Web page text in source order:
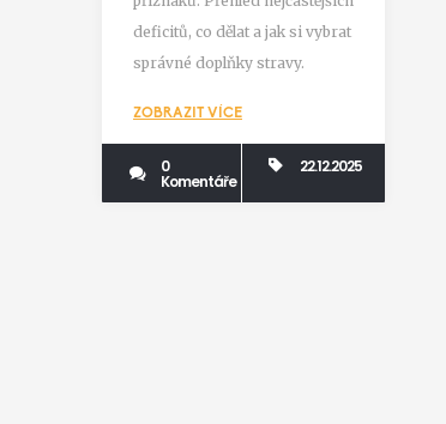
dělat
deficitů, co dělat a jak si vybrat
správné doplňky stravy.
ZOBRAZIT VÍCE
0
Komentáře
22.12.2025